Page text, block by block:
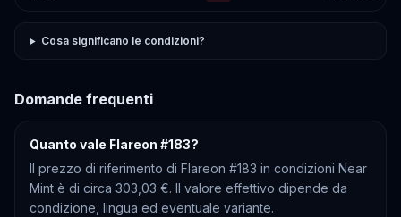
Cosa significano le condizioni?
Domande frequenti
Quanto vale Flareon #183?
Il prezzo di riferimento di Flareon #183 in condizioni Near
Mint è di circa 303,03 €. Il valore effettivo dipende da
condizione, lingua ed eventuale variante.